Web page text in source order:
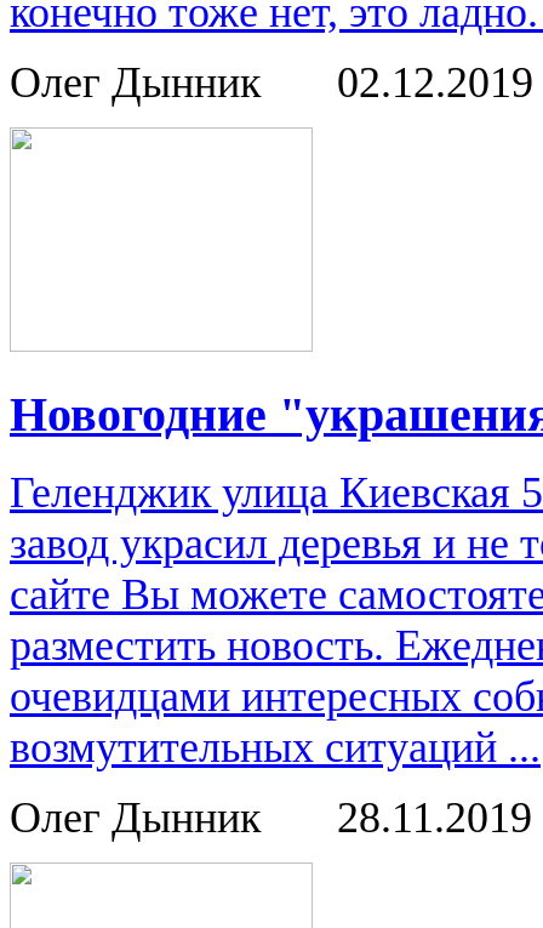
конечно тоже нет, это
Олег Дынник
02.12.2019
Новогодние
Геленджик улица
завод украсил деревья и
сайте Вы можете
разместить новость.
очевидцами интересных
возмутительных ситуаций ...
Олег Дынник
28.11.2019